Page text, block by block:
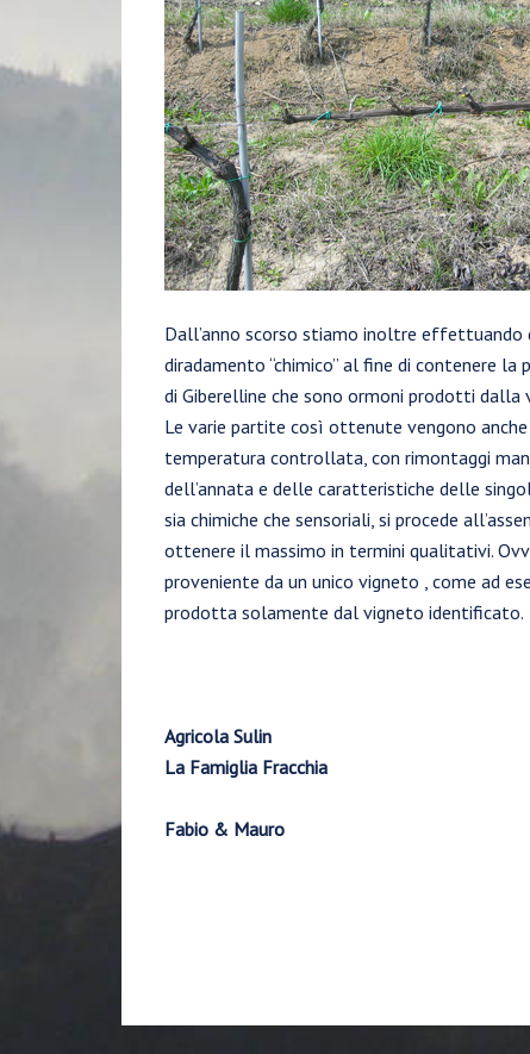
Dall’anno scorso stiamo inoltre effettuando
diradamento “chimico” al fine di contenere
di Giberelline che sono ormoni prodotti dalla
Le varie partite così ottenute vengono
temperatura controllata, con rimontaggi
dell’annata e delle caratteristiche delle
sia chimiche che sensoriali, si procede
ottenere il massimo in termini qualitativi.
proveniente da un unico vigneto , come ad
prodotta solamente dal vigneto identificato.
Agricola Sulin
La Famiglia Fracchia
Fabio & Mauro